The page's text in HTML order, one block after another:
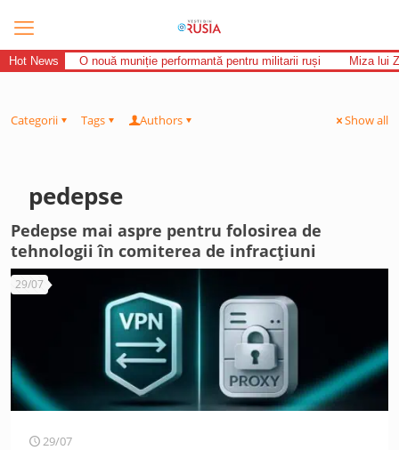
Hot News O nouă muniție performantă pentru militarii ruși Miza lui
Categorii Tags Authors Show all
pedepse
Pedepse mai aspre pentru folosirea de
tehnologii în comiterea de infracțiuni
29/07
29/07